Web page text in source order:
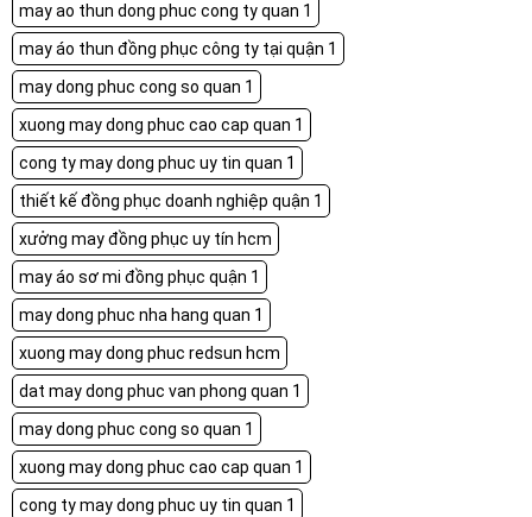
may ao thun dong phuc cong ty quan 1
may áo thun đồng phục công ty tại quận 1
may dong phuc cong so quan 1
xuong may dong phuc cao cap quan 1
cong ty may dong phuc uy tin quan 1
thiết kế đồng phục doanh nghiệp quận 1
xưởng may đồng phục uy tín hcm
may áo sơ mi đồng phục quận 1
may dong phuc nha hang quan 1
xuong may dong phuc redsun hcm
dat may dong phuc van phong quan 1
may dong phuc cong so quan 1
xuong may dong phuc cao cap quan 1
cong ty may dong phuc uy tin quan 1